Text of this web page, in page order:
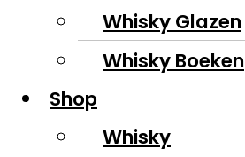
Whisky Glazen
Whisky Boeken
Shop
Whisky